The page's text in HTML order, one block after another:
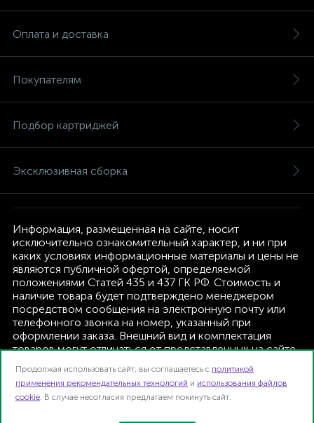
Оплата и доставка
Покупателям
Подбор картриджей
Эксклюзивная сборка
Информация, размещенная на сайте, носит
исключительно ознакомительный характер, и ни при
каких условиях информационные материалы и цены не
являются публичной офертой, определяемой
положениями Статей 435 и 437 ГК РФ. Стоимость и
наличие товара будет подтверждено менеджером
посредством сообщения на электронную почту или
телефонного звонка на номер, указанный при
оформлении заказа. Внешний вид и комплектация
товаров могут отличаться от представленных на сайте.
текущую комплектацию, без дополнительного
уведомления.
Продолжая использовать сайт, вы соглашаетесь с политикой
применения рекомендательных технологий и использования файлов
cookie. В случае несогласия предлагаем покинуть сайт.